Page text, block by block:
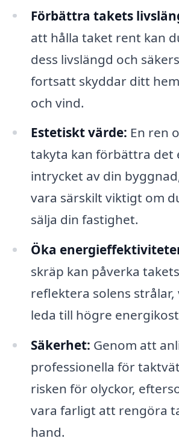
Förbättra takets
att hålla taket rent kan
dess livslängd och
fortsatt skyddar ditt
och vind.
Estetiskt värde: En ren
takyta kan förbättra det
intrycket av din
vara särskilt viktigt om
sälja din fastighet.
Öka
skräp kan påverka
reflektera solens strålar,
leda till högre
Säkerhet: Genom att
professionella för
risken för olyckor,
vara farligt att rengöra
hand.